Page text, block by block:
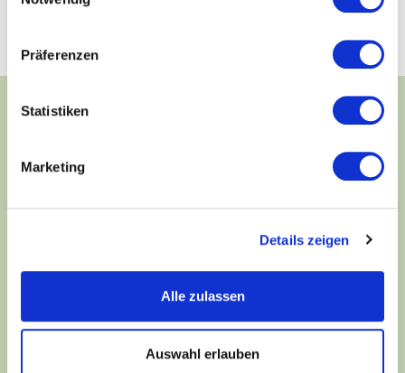
Präferenzen
Statistiken
Marketing
Details zeigen
Alle zulassen
Auswahl erlauben
Wir nennen Ihnen gerne ein Partner-Institut,
wo Sie beraten werden. Schreiben Sie uns